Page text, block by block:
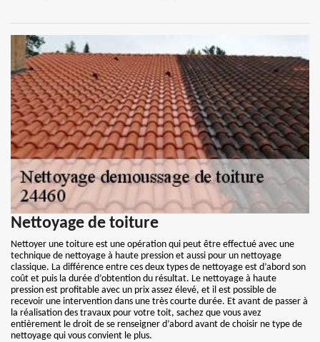
Nettoyage de toiture
Nettoyer une toiture est une opération qui peut être effectué avec une
technique de nettoyage à haute pression et aussi pour un nettoyage
classique. La différence entre ces deux types de nettoyage est d’abord son
coût et puis la durée d’obtention du résultat. Le nettoyage à haute
pression est profitable avec un prix assez élevé, et il est possible de
recevoir une intervention dans une très courte durée. Et avant de passer à
la réalisation des travaux pour votre toit, sachez que vous avez
entièrement le droit de se renseigner d’abord avant de choisir ne type de
nettoyage qui vous convient le plus.